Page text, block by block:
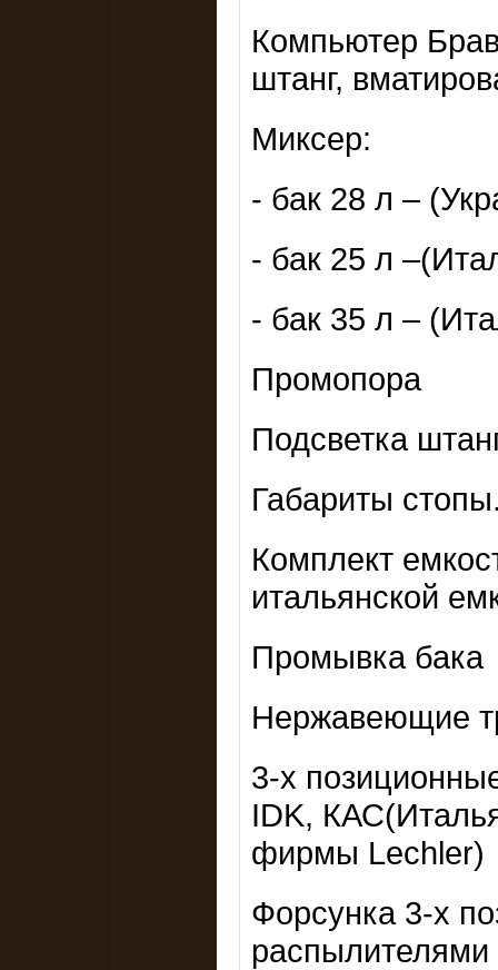
Компьютер
штанг,
Миксер:
- бак 28 л –
- бак 25 л
- бак 35 л –
Промопора
Подсветка
Габариты
Комплект
итальянской
Промывка бака
Нержавеющие
3-х
IDK,
фирмы Lechler)
Форсунка 3-х
распылителями